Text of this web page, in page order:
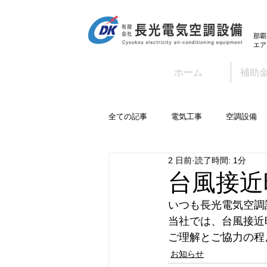
那
エ
ホーム 補助
全ての記事 電気工事 空調設備
台風接
2 日前 読了時間: 1分
いつも長光電気空
当社では、台風接
ご理解とご協力の
お知らせ